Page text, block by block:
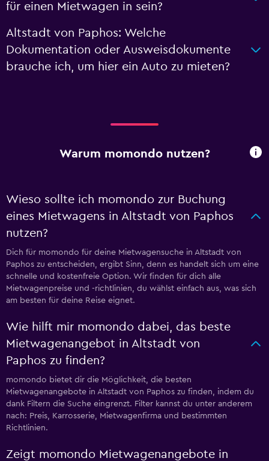
für einen Mietwagen in sein?
Altstadt von Paphos: Welche
Dokumentation oder Ausweisdokumente
brauche ich, um hier ein Auto zu mieten?
Warum momondo nutzen?
Wieso sollte ich momondo zur Buchung
eines Mietwagens in Altstadt von Paphos
nutzen?
Dich für momondo für deine Mietwagensuche in Altstadt von
Paphos zu entscheiden, ergibt Sinn, denn es handelt sich um eine
schnelle und kostenfreie Option. Wir finden für dich alle
Mietwagenpreise und -richtlinien, du wählst einfach aus, was sich
am besten für deine Reise eignet.
Wie hilft mir momondo dabei, das beste
Mietwagenangebot in Altstadt von
Paphos zu finden?
momondo bietet dir die Möglichkeit, die besten
Mietwagenangebote in Altstadt von Paphos zu finden, indem du
dank Filtern die Suche eingrenzt. Filter kannst du unter anderem
nach: Preis, Karrosserie, Mietwagenfirma und bestimmten
Richtlinien.
Zeigt momondo Mietwagenangebote in